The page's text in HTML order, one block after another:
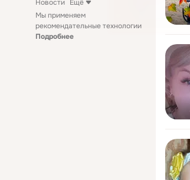
Новости Ещё
Мы применяем
рекомендательные технологии
Подробнее